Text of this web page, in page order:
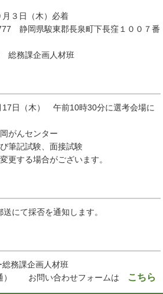
３日（木）必着
静岡県駿東郡長泉町下長窪１００７番
総務課企画人材班
日（木） 午前10時30分に選考会場に
がんセンター
筆記試験、面接試験
更する場合がございます。
にて採否を通知します。
務課企画人材班
） お問い合わせフォームは こちら